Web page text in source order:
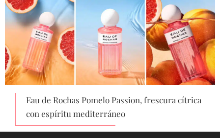
Eau de Rochas Pomelo Passion, frescura cítrica
con espíritu mediterráneo